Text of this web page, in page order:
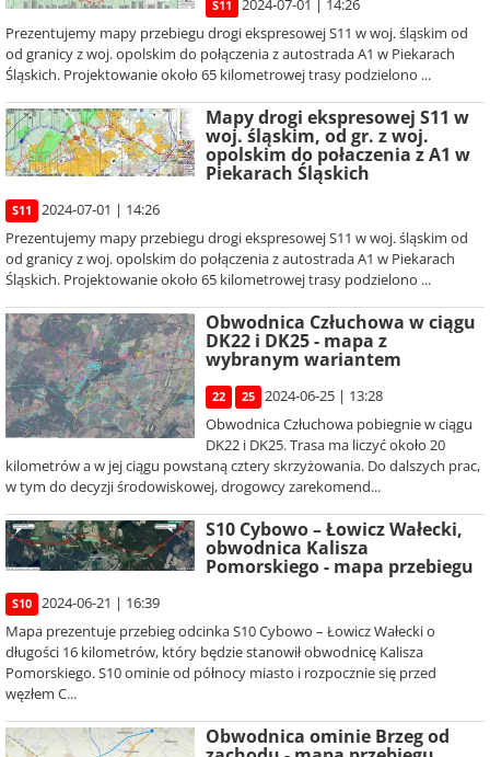
S11
2024-07-01 | 14:26
Prezentujemy mapy przebiegu drogi ekspresowej S11 w woj. śląskim od
od granicy z woj. opolskim do połączenia z autostrada A1 w Piekarach
Śląskich. Projektowanie około 65 kilometrowej trasy podzielono ...
Mapy drogi ekspresowej S11 w
woj. śląskim, od gr. z woj.
opolskim do połaczenia z A1 w
Piekarach Śląskich
S11
2024-07-01 | 14:26
Prezentujemy mapy przebiegu drogi ekspresowej S11 w woj. śląskim od
od granicy z woj. opolskim do połączenia z autostrada A1 w Piekarach
Śląskich. Projektowanie około 65 kilometrowej trasy podzielono ...
Obwodnica Człuchowa w ciągu
DK22 i DK25 - mapa z
wybranym wariantem
22 25
2024-06-25 | 13:28
Obwodnica Człuchowa pobiegnie w ciągu
DK22 i DK25. Trasa ma liczyć około 20
kilometrów a w jej ciągu powstaną cztery skrzyżowania. Do dalszych prac,
w tym do decyzji środowiskowej, drogowcy zarekomend...
S10 Cybowo – Łowicz Wałecki,
obwodnica Kalisza
Pomorskiego - mapa przebiegu
S10
2024-06-21 | 16:39
Mapa prezentuje przebieg odcinka S10 Cybowo – Łowicz Wałecki o
długości 16 kilometrów, który będzie stanowił obwodnicę Kalisza
Pomorskiego. S10 ominie od północy miasto i rozpocznie się przed
węzłem C...
Obwodnica ominie Brzeg od